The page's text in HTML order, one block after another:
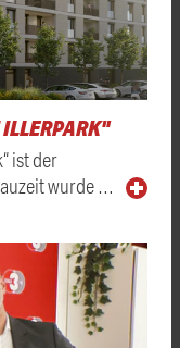
ist der
wurde …